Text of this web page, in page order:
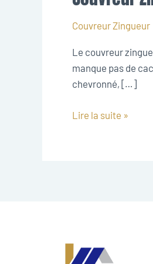
Couvreur Zingueur
Le couvreur
manque pas de
chevronné, […]
Zingueur
Palavas-
Flots
Lire la suite »